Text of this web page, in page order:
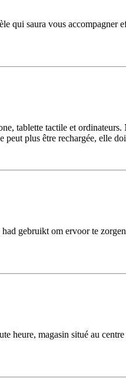
qui saura vous
tablette tactile et
peut plus être rechargée, elle
gebruikt om ervoor te
heure, magasin situé au